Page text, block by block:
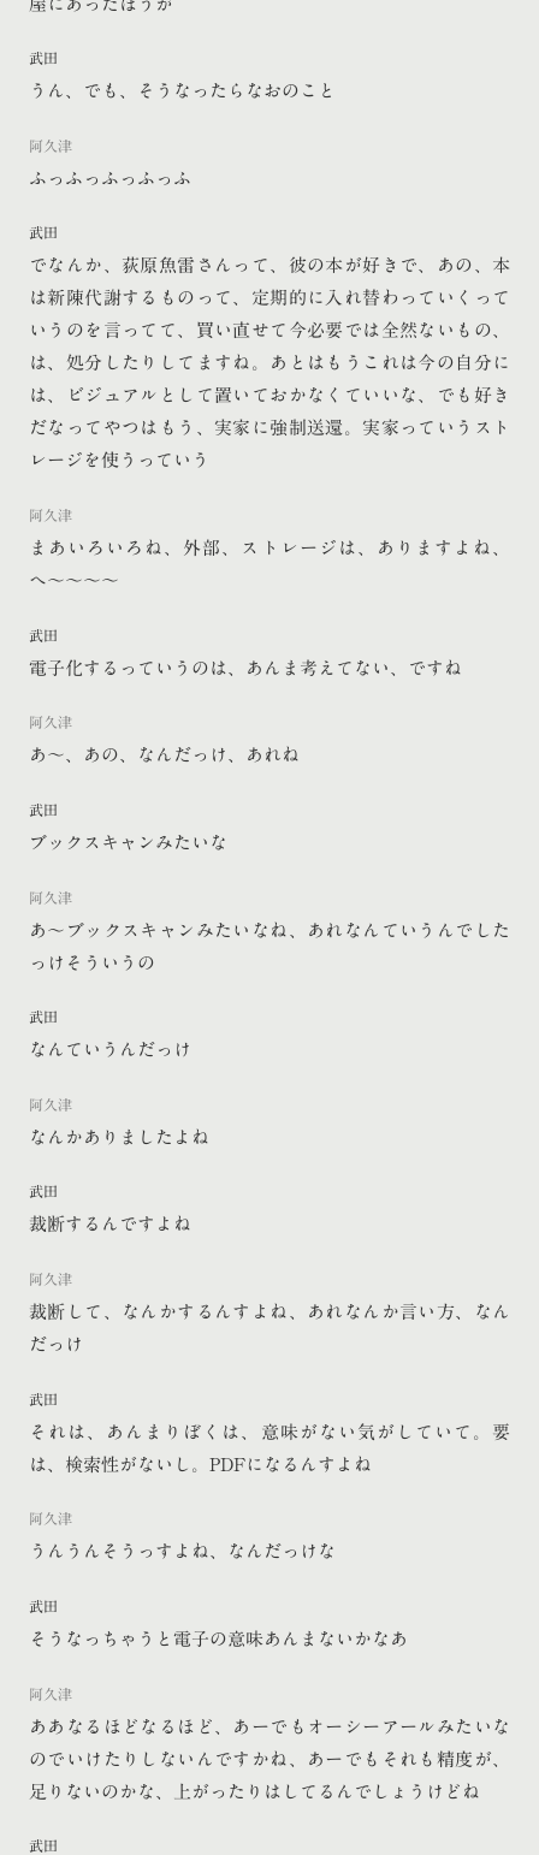
屋にあったほうが
武田
うん、でも、そうなったらなおのこと
阿久津
ふっふっふっふっふ
武田
でなんか、荻原魚雷さんって、彼の本が好きで、あの、本
は新陳代謝するものって、定期的に入れ替わっていくって
いうのを言ってて、買い直せて今必要では全然ないもの、
は、処分したりしてますね。あとはもうこれは今の自分に
は、ビジュアルとして置いておかなくていいな、でも好き
だなってやつはもう、実家に強制送還。実家っていうスト
レージを使うっていう
阿久津
まあいろいろね、外部、ストレージは、ありますよね、
へ〜〜〜〜
武田
電子化するっていうのは、あんま考えてない、ですね
阿久津
あ〜、あの、なんだっけ、あれね
武田
ブックスキャンみたいな
阿久津
あ〜ブックスキャンみたいなね、あれなんていうんでした
っけそういうの
武田
なんていうんだっけ
阿久津
なんかありましたよね
武田
裁断するんですよね
阿久津
裁断して、なんかするんすよね、あれなんか言い方、なん
だっけ
武田
それは、あんまりぼくは、意味がない気がしていて。要
は、検索性がないし。PDFになるんすよね
阿久津
うんうんそうっすよね、なんだっけな
武田
そうなっちゃうと電子の意味あんまないかなあ
阿久津
ああなるほどなるほど、あーでもオーシーアールみたいな
のでいけたりしないんですかね、あーでもそれも精度が、
足りないのかな、上がったりはしてるんでしょうけどね
武田